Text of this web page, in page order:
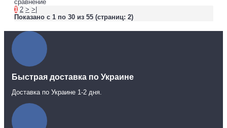
сравнение
1 2 > >|
Показано с 1 по 30 из 55 (страниц: 2)
Быстрая доставка по Украине
Доставка по Украине 1-2 дня.